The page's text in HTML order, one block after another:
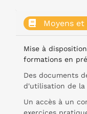
Moyens
Mise à
formations en
Des documents
d'utilisation de
Un accès à un
exercices